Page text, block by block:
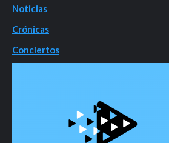
Noticias
Crónicas
Conciertos